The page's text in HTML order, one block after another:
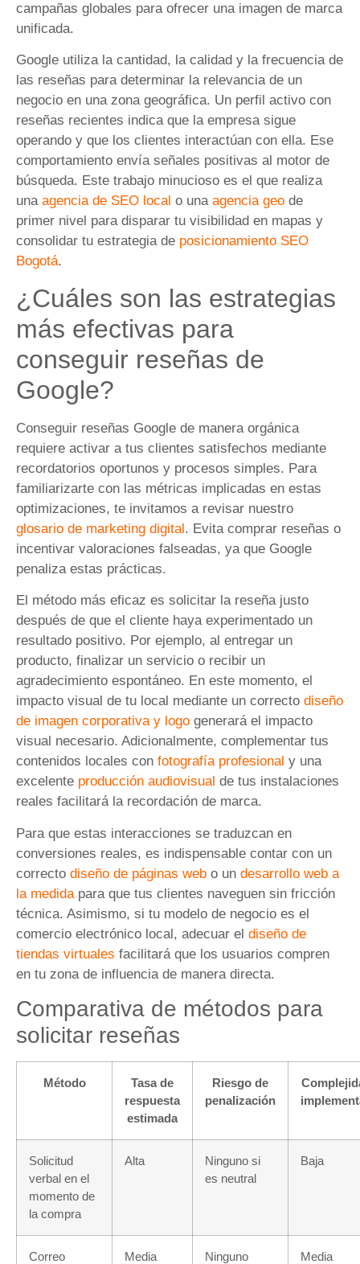
campañas globales para ofrecer una imagen de marca
unificada.
Google utiliza la cantidad, la calidad y la frecuencia de
las reseñas para determinar la relevancia de un
negocio en una zona geográfica. Un perfil activo con
reseñas recientes indica que la empresa sigue
operando y que los clientes interactúan con ella. Ese
comportamiento envía señales positivas al motor de
búsqueda. Este trabajo minucioso es el que realiza
una agencia de SEO local o una agencia geo de
primer nivel para disparar tu visibilidad en mapas y
consolidar tu estrategia de posicionamiento SEO
Bogotá.
¿Cuáles son las estrategias
más efectivas para
conseguir reseñas de
Google?
Conseguir reseñas Google de manera orgánica
requiere activar a tus clientes satisfechos mediante
recordatorios oportunos y procesos simples. Para
familiarizarte con las métricas implicadas en estas
optimizaciones, te invitamos a revisar nuestro
glosario de marketing digital. Evita comprar reseñas o
incentivar valoraciones falseadas, ya que Google
penaliza estas prácticas.
El método más eficaz es solicitar la reseña justo
después de que el cliente haya experimentado un
resultado positivo. Por ejemplo, al entregar un
producto, finalizar un servicio o recibir un
agradecimiento espontáneo. En este momento, el
impacto visual de tu local mediante un correcto diseño
de imagen corporativa y logo generará el impacto
visual necesario. Adicionalmente, complementar tus
contenidos locales con fotografía profesional y una
excelente producción audiovisual de tus instalaciones
reales facilitará la recordación de marca.
Para que estas interacciones se traduzcan en
conversiones reales, es indispensable contar con un
correcto diseño de páginas web o un desarrollo web a
la medida para que tus clientes naveguen sin fricción
técnica. Asimismo, si tu modelo de negocio es el
comercio electrónico local, adecuar el diseño de
tiendas virtuales facilitará que los usuarios compren
en tu zona de influencia de manera directa.
Comparativa de métodos para
solicitar reseñas
Método
Tasa de
respuesta
estimada
Riesgo de
penalización
Solicitud
verbal en el
momento de
la compra
Alta
Ninguno si
es neutral
Baja
Correo Media Ninguno Media